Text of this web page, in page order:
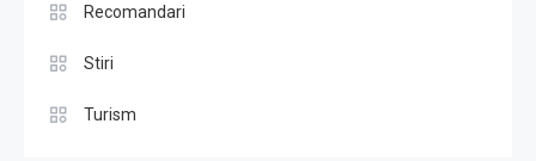
Recomandari
Stiri
Turism